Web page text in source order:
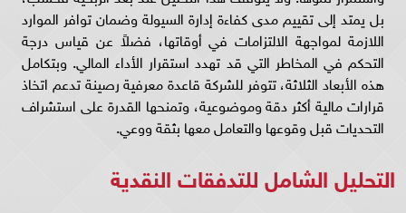
بل يمتد إلى تقييم مدى كفاءة إدارة السيولة وضمان توافر الموارد
اللازمة لمواجهة الالتزامات في أوقاتها، فضلاً عن قياس درجة
التحكم في المخاطر التي قد تهدد استقرار الأداء المالي. وبتكامل
هذه الأبعاد الثلاثة، تتوفر للشركة قاعدة معرفية رصينة تدعم اتخاذ
قرارات مالية أكثر دقة وموضوعية، وتمنحها القدرة على استشراف
التحديات قبل وقوعها والتعامل معها بثقة ووعي.
التحليل الشامل للتدفقات النقدية